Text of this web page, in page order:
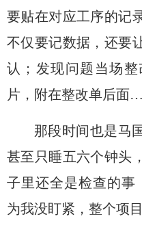
要贴在对应工序的记
不仅要记数据，还要
认；发现问题当场
片，附在整改单后面
那段时间也是马
甚至 只睡五六个钟头
子里还全是检查的事
为我没盯紧，整个项